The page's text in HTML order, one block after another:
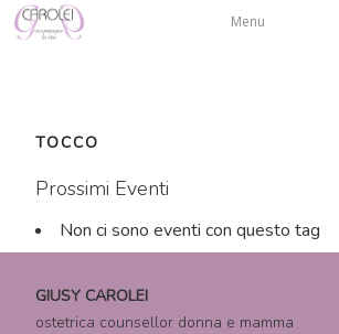
Salta
Menu
TOCCO
Prossimi Eventi
Non ci sono eventi con questo tag
GIUSY CAROLEI
ostetrica counsellor donna e mamma